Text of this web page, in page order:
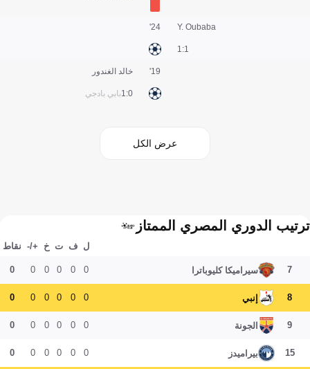
Y. Oubaba
1:1
24'
خالد الغندور
بابي بادجي0:1
19'
عرض الكل
ترتيب الدوري المصري الممتاز
ل ف ت خ +/- نقاط
7 سيراميكا كليوباترا 0
0
0
0
0
0
8 إنبي 0
0
0
0
0
0
9 الجونة 0
0
0
0
0
0
15 بيراميدز 0
0
0
0
0
0